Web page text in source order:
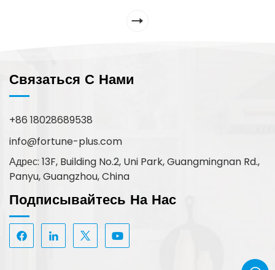
Связаться С Нами
+86 18028689538
info@fortune-plus.com
Адрес: 13F, Building No.2, Uni Park, Guangmingnan Rd.,
Panyu, Guangzhou, China
Подписывайтесь На Нас